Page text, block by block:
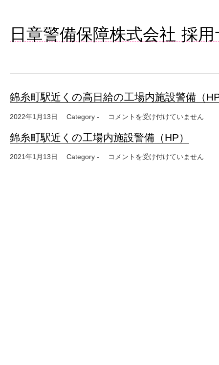
日章警備保障株式会社 採
錦糸町駅近くの高日給の工場内施設警備（
2022年1月13日 Category - 錦糸町駅近くの高日給の工場内施
コメントを受け付けていません
錦糸町駅近くの工場内施設警備（HP）
2021年1月13日 Category - 錦糸町駅近くの工場内施設警備（
コメントを受け付けていません